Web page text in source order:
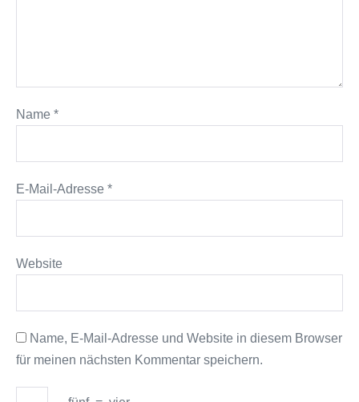
Name *
E-Mail-Adresse *
Website
Name, E-Mail-Adresse und Website in diesem Browser
für meinen nächsten Kommentar speichern.